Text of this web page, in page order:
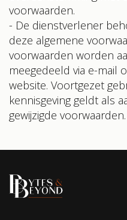
voorwaarden.
- De dienstverlener
deze algemene
voorwaarden worden
meegedeeld via e-mail
website. Voortgezet
kennisgeving geldt als
gewijzigde voorwaarden.